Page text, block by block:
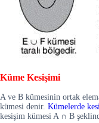
Küme Kesişimi
A ve B kümesinin ortak
kümesi denir. Kümelerde
kesişim kümesi A ∩ B